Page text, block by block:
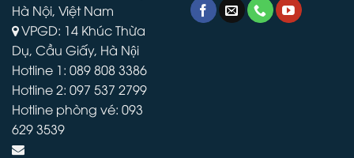
Hà Nội, Việt Nam
VPGD: 14 Khúc Thừa
Dụ, Cầu Giấy, Hà Nội
Hotline 1: 089 808 3386
Hotline 2: 097 537 2799
Hotline phòng vé: 093
629 3539